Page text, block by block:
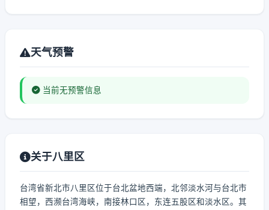
天气预警
当前无预警信息
关于八里区
台湾省新北市八里区位于台北盆地西端，北邻淡水河与台北市
相望，西濒台湾海峡，南接林口区，东连五股区和淡水区。其